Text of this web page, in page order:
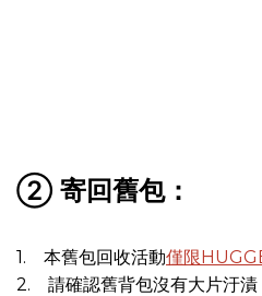
② 寄回舊包：
1. 本舊包回收活動僅限
2. 請確認舊背包沒有大片汙漬